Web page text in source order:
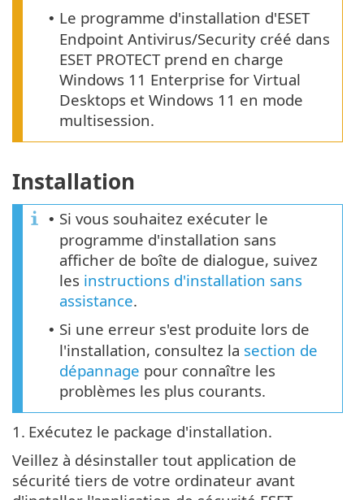
• Le programme d'installation d'ESET
Endpoint Antivirus/Security créé dans
ESET PROTECT prend en charge
Windows 11 Enterprise for Virtual
Desktops et Windows 11 en mode
multisession.
Installation
• Si vous souhaitez exécuter le
programme d'installation sans
afficher de boîte de dialogue, suivez
les instructions d'installation sans
assistance.
• Si une erreur s'est produite lors de
l'installation, consultez la section de
dépannage pour connaître les
problèmes les plus courants.
1. Exécutez le package d'installation.
Veillez à désinstaller tout application de
sécurité tiers de votre ordinateur avant